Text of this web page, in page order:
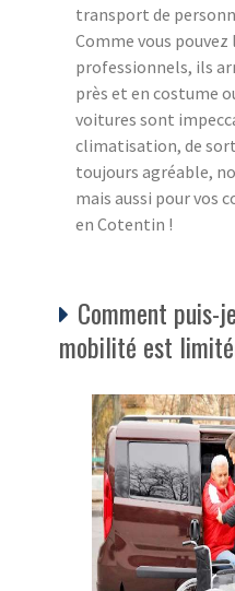
transport de
Comme vous
professionnels, ils
près et en costume
voitures sont
climatisation, de
toujours agréable,
mais aussi pour vos
en Cotentin !
Comment puis-
mobilité est